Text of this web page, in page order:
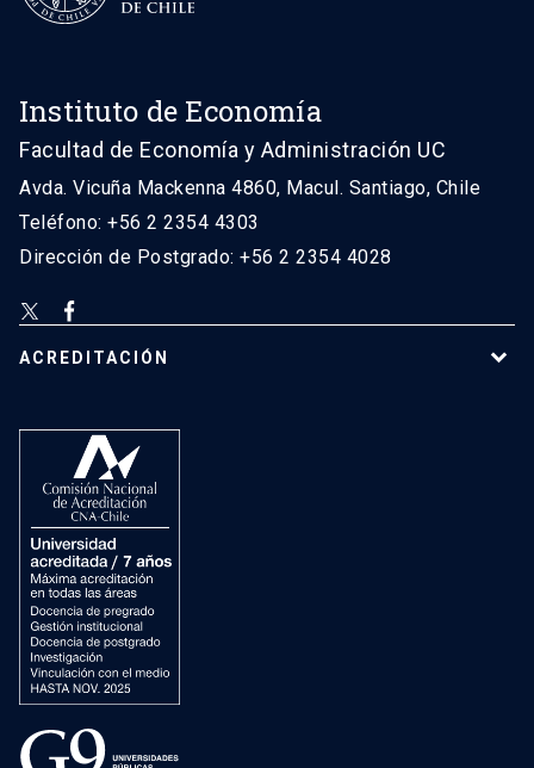
Instituto de Economía
Facultad de Economía y Administración UC
Avda. Vicuña Mackenna 4860, Macul. Santiago, Chile
Teléfono: +56 2 2354 4303
Dirección de Postgrado: +56 2 2354 4028
ACREDITACIÓN